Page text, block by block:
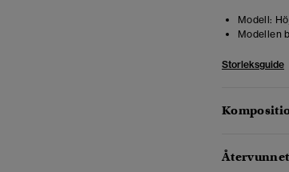
Modell:
Modellen
Storleksguide